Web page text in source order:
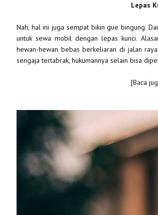
Lepas
Nah, hal ini juga sempat bikin gue bingung.
untuk sewa mobil dengan lepas kunci.
hewan-hewan bebas berkeliaran di jalan
sengaja tertabrak, hukumannya selain bisa
[Baca